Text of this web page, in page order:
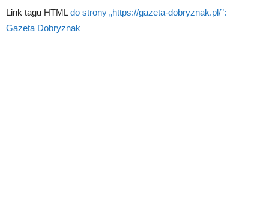
Link tagu HTMLdo strony „https://gazeta-dobryznak.pl/”:
Gazeta Dobryznak